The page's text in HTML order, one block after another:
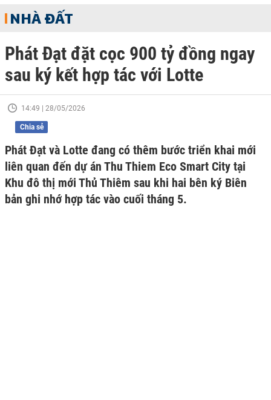
NHÀ ĐẤT
Phát Đạt đặt cọc 900 tỷ đồng ngay
sau ký kết hợp tác với Lotte
14:49 | 28/05/2026
Chia sẻ
Phát Đạt và Lotte đang có thêm bước triển khai mới
liên quan đến dự án Thu Thiem Eco Smart City tại
Khu đô thị mới Thủ Thiêm sau khi hai bên ký Biên
bản ghi nhớ hợp tác vào cuối tháng 5.